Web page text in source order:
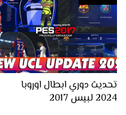
تحديث دوري ابطال اوروبا
2024 لبيس 2017